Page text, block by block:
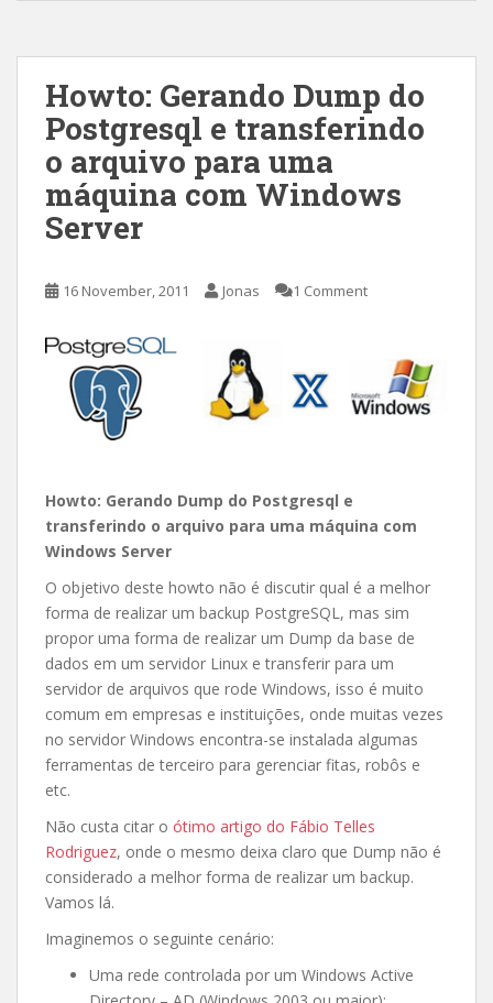
Howto: Gerando Dump do
Postgresql e transferindo
o arquivo para uma
máquina com Windows
Server
16 November, 2011 Jonas 1 Comment
Howto: Gerando Dump do Postgresql e
transferindo o arquivo para uma máquina com
Windows Server
O objetivo deste howto não é discutir qual é a melhor
forma de realizar um backup PostgreSQL, mas sim
propor uma forma de realizar um Dump da base de
dados em um servidor Linux e transferir para um
servidor de arquivos que rode Windows, isso é muito
comum em empresas e instituições, onde muitas vezes
no servidor Windows encontra-se instalada algumas
ferramentas de terceiro para gerenciar fitas, robôs e
etc.
Não custa citar o ótimo artigo do Fábio Telles
Rodriguez, onde o mesmo deixa claro que Dump não é
considerado a melhor forma de realizar um backup.
Vamos lá.
Imaginemos o seguinte cenário:
Uma rede controlada por um Windows Active